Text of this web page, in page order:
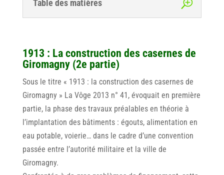
Table des matières
1913 : La construction des casernes de
Giromagny (2e partie)
Sous le titre « 1913 : la construction des casernes de
Giromagny » La Vôge 2013 n° 41, évoquait en première
partie, la phase des travaux préalables en théorie à
l’implantation des bâtiments : égouts, alimentation en
eau potable, voierie… dans le cadre d’une convention
passée entre l’autorité militaire et la ville de
Giromagny.